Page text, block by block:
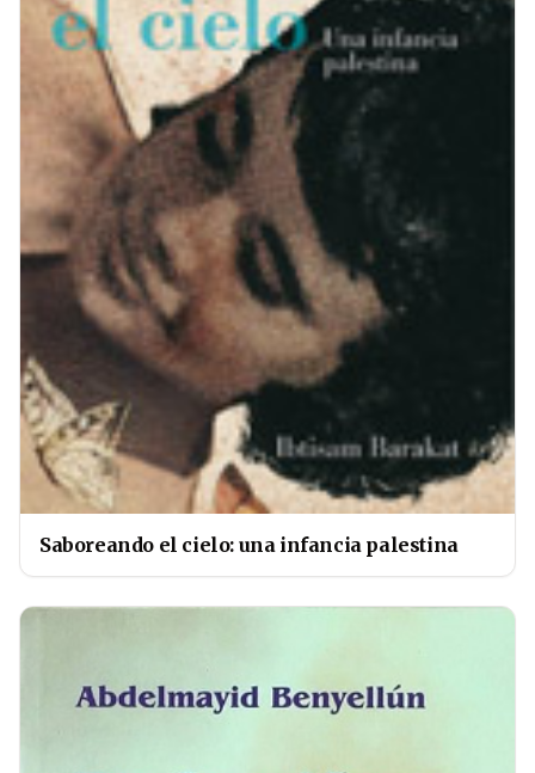
Saboreando el cielo: una infancia palestina